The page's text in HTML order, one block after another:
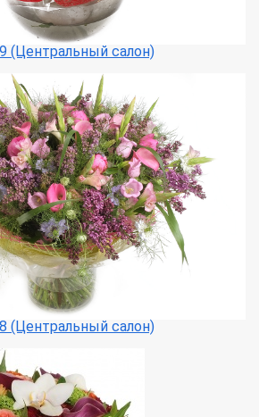
(Центральный салон)
(Центральный салон)